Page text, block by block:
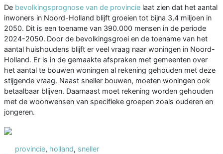
De bevolkingsprognose van de provincie laat zien dat het aantal
inwoners in Noord-Holland blijft groeien tot bijna 3,4 miljoen in
2050. Dit is een toename van 390.000 mensen in de periode
2024-2050. Door de bevolkingsgroei en de toename van het
aantal huishoudens blijft er veel vraag naar woningen in Noord-
Holland. Er is in de gemaakte afspraken met gemeenten over
het aantal te bouwen woningen al rekening gehouden met deze
stijgende vraag. Naast sneller bouwen, moeten woningen ook
betaalbaar blijven. Daarnaast moet rekening worden gehouden
met de woonwensen van specifieke groepen zoals ouderen en
jongeren.
provincie, holland, sneller